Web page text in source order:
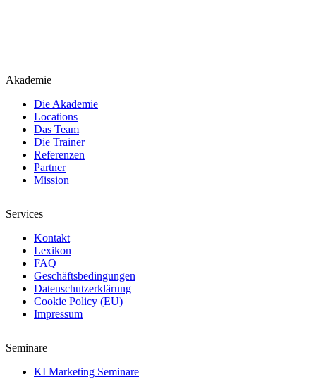
Akademie
Die Akademie
Locations
Das Team
Die Trainer
Referenzen
Partner
Mission
Services
Kontakt
Lexikon
FAQ
Geschäftsbedingungen
Datenschutzerklärung
Cookie Policy (EU)
Impressum
Seminare
KI Marketing Seminare